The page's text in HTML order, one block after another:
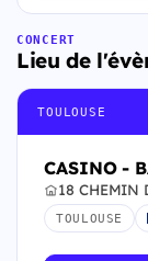
CONCERT
Lieu de
TOULOUSE
CASINO -
18 CHEMIN
TOULOUSE